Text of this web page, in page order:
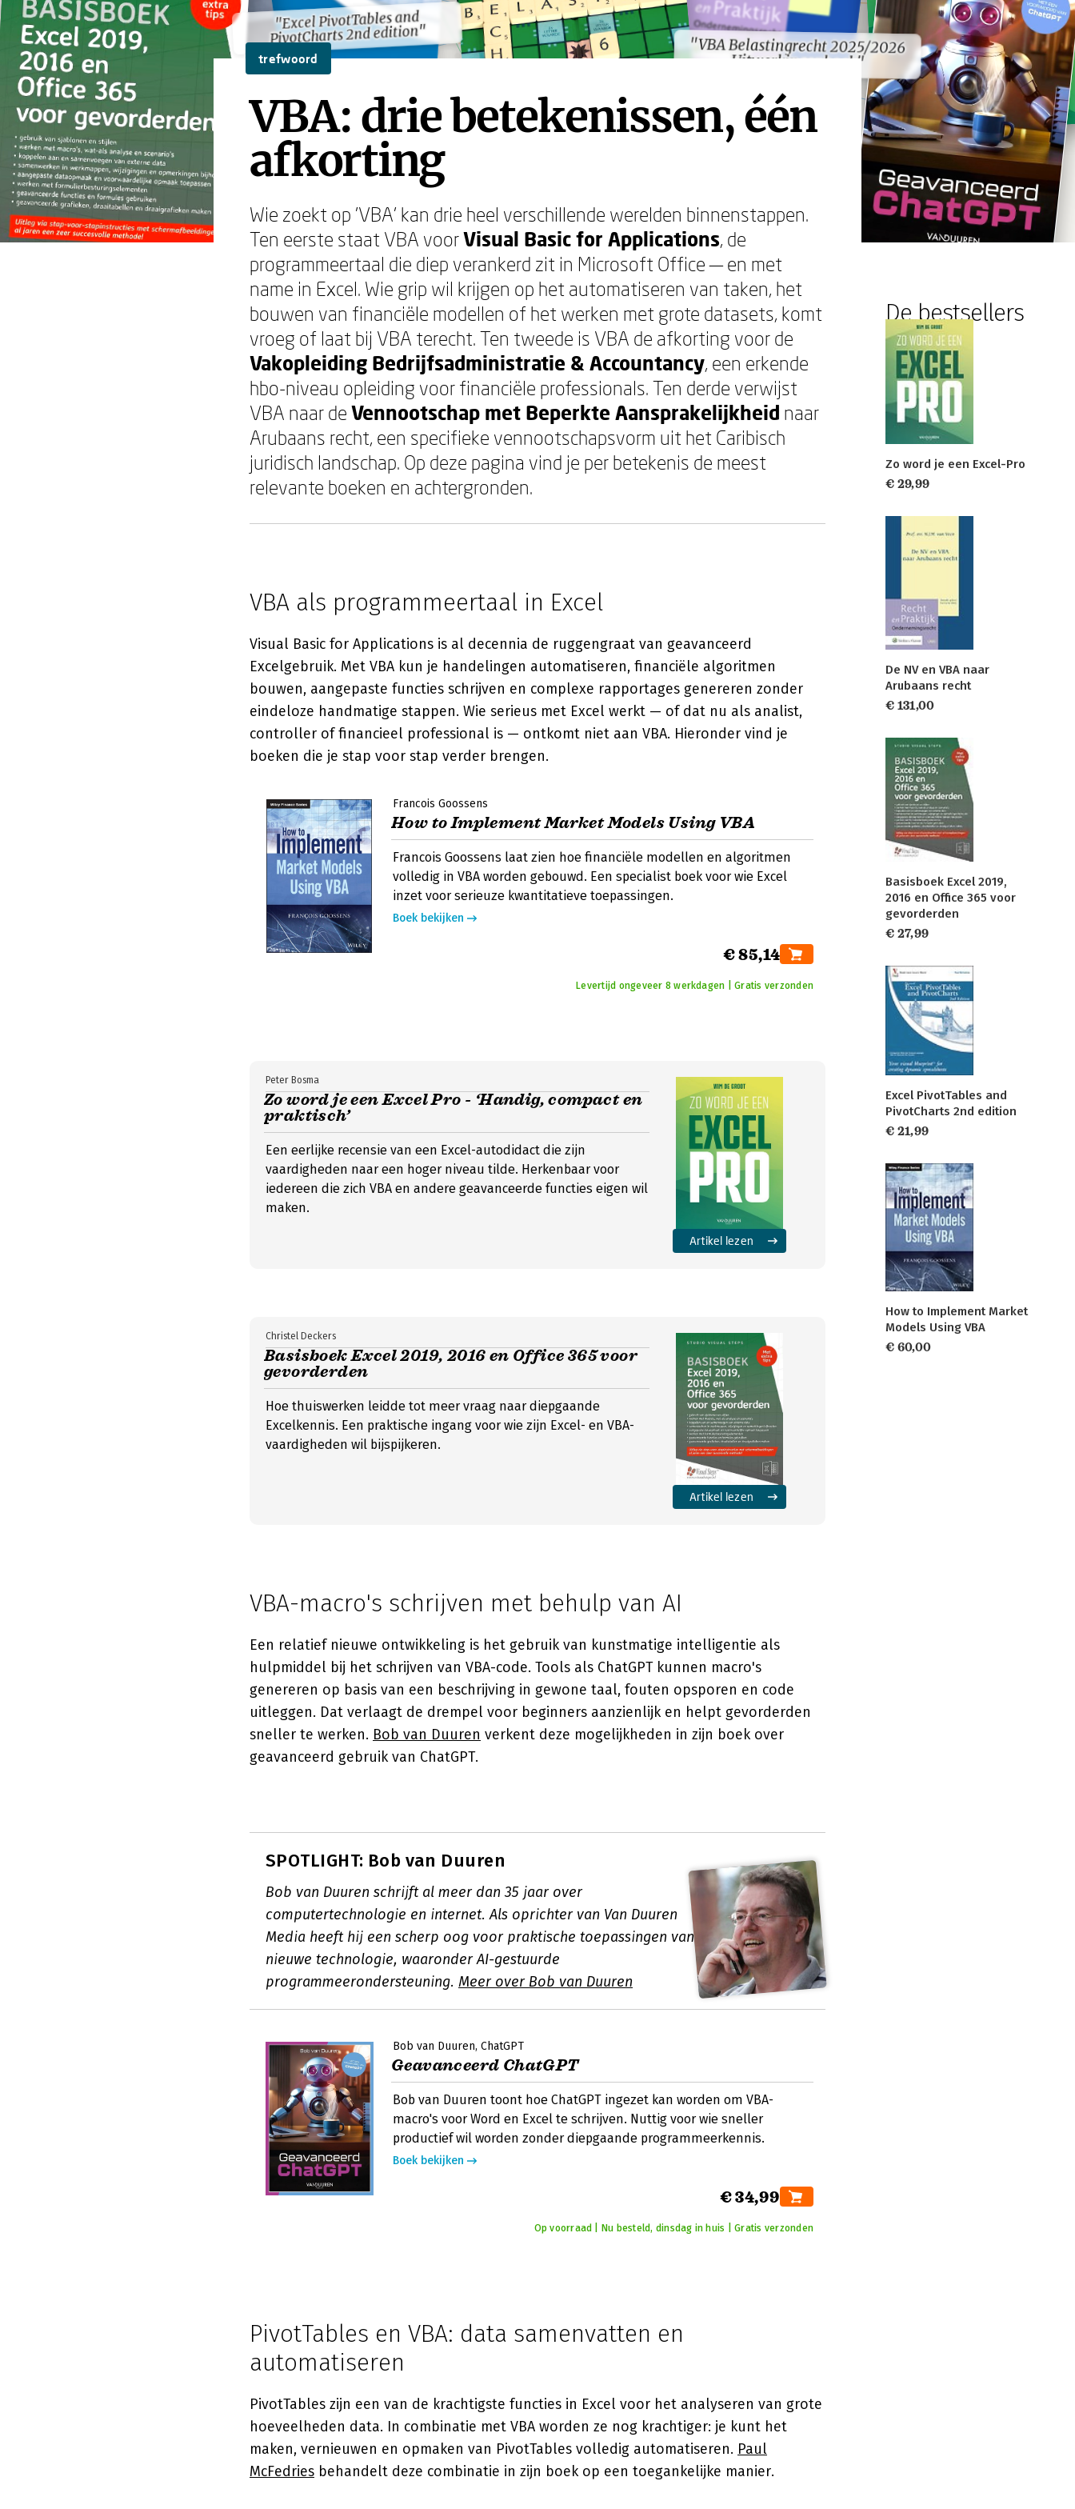
"Excel PivotTables and
PivotCharts 2nd edition" "VBA Belastingrecht 2025/2026
Uitwerkingenboek"
"Excel PivotTables and
PivotCharts 2nd edition" "VBA Belastingrecht 2025/2026
Uitwerkingenboek"
trefwoord
VBA: drie betekenissen, één
afkorting
Wie zoekt op 'VBA' kan drie heel verschillende werelden binnenstappen.
Ten eerste staat VBA voorVisual Basic for Applications, de
programmeertaal die diep verankerd zit in Microsoft Office — en met
name in Excel. Wie grip wil krijgen op het automatiseren van taken, het
bouwen van financiële modellen of het werken met grote datasets, komt
vroeg of laat bij VBA terecht. Ten tweede is VBA de afkorting voor de
Vakopleiding Bedrijfsadministratie & Accountancy, een erkende
hbo-niveau opleiding voor financiële professionals. Ten derde verwijst
VBA naar de Vennootschap met Beperkte Aansprakelijkheid naar
Arubaans recht, een specifieke vennootschapsvorm uit het Caribisch
juridisch landschap. Op deze pagina vind je per betekenis de meest
relevante boeken en achtergronden.
VBA als programmeertaal in Excel
Visual Basic for Applications is al decennia de ruggengraat van geavanceerd
Excelgebruik. Met VBA kun je handelingen automatiseren, financiële algoritmen
bouwen, aangepaste functies schrijven en complexe rapportages genereren zonder
eindeloze handmatige stappen. Wie serieus met Excel werkt — of dat nu als analist,
controller of financieel professional is — ontkomt niet aan VBA. Hieronder vind je
boeken die je stap voor stap verder brengen.
Francois Goossens
How to Implement Market Models Using VBA
Francois Goossens laat zien hoe financiële modellen en algoritmen
volledig in VBA worden gebouwd. Een specialist boek voor wie Excel
inzet voor serieuze kwantitatieve toepassingen.
Boek bekijken
€ 85,14
Levertijd ongeveer 8 werkdagen | Gratis verzonden
Zo word je een Excel Pro - ‘Handig, compact en
praktisch’
Peter Bosma
Een eerlijke recensie van een Excel-autodidact die zijn
vaardigheden naar een hoger niveau tilde. Herkenbaar voor
iedereen die zich VBA en andere geavanceerde functies eigen wil
maken.
Artikel lezen
Basisboek Excel 2019, 2016 en Office 365 voor
gevorderden
Christel Deckers
Hoe thuiswerken leidde tot meer vraag naar diepgaande
Excelkennis. Een praktische ingang voor wie zijn Excel- en VBA-
vaardigheden wil bijspijkeren.
Artikel lezen
VBA-macro's schrijven met behulp van AI
Een relatief nieuwe ontwikkeling is het gebruik van kunstmatige intelligentie als
hulpmiddel bij het schrijven van VBA-code. Tools als ChatGPT kunnen macro's
genereren op basis van een beschrijving in gewone taal, fouten opsporen en code
uitleggen. Dat verlaagt de drempel voor beginners aanzienlijk en helpt gevorderden
sneller te werken. Bob van Duuren verkent deze mogelijkheden in zijn boek over
geavanceerd gebruik van ChatGPT.
SPOTLIGHT: Bob van Duuren
Bob van Duuren schrijft al meer dan 35 jaar over
computertechnologie en internet. Als oprichter van Van Duuren
Media heeft hij een scherp oog voor praktische toepassingen van
nieuwe technologie, waaronder AI-gestuurde
programmeerondersteuning. Meer over Bob van Duuren
Bob van Duuren ChatGPT
Geavanceerd ChatGPT
Bob van Duuren toont hoe ChatGPT ingezet kan worden om VBA-
macro's voor Word en Excel te schrijven. Nuttig voor wie sneller
productief wil worden zonder diepgaande programmeerkennis.
Boek bekijken
€ 34,99
Op voorraad | Nu besteld, dinsdag in huis | Gratis verzonden
PivotTables en VBA: data samenvatten en
automatiseren
PivotTables zijn een van de krachtigste functies in Excel voor het analyseren van grote
hoeveelheden data. In combinatie met VBA worden ze nog krachtiger: je kunt het
maken, vernieuwen en opmaken van PivotTables volledig automatiseren. Paul
McFedries behandelt deze combinatie in zijn boek op een toegankelijke manier.
De bestsellers
Zo word je een Excel-Pro
€ 29,99
De NV en VBA naar
Arubaans recht
€ 131,00
Basisboek Excel 2019,
2016 en Office 365 voor
gevorderden
€ 27,99
Excel PivotTables and
PivotCharts 2nd edition
€ 21,99
How to Implement Market
Models Using VBA
€ 60,00